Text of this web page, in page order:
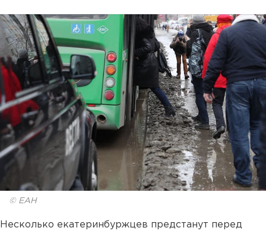
© ЕАН
Несколько екатеринбуржцев предстанут перед